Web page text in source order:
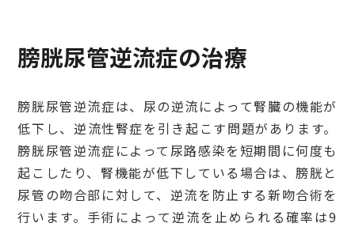
膀胱尿管逆流症の治療
膀胱尿管逆流症は、尿の逆流によって腎臓の機能が
低下し、逆流性腎症を引き起こす問題があります。
膀胱尿管逆流症によって尿路感染を短期間に何度も
起こしたり、腎機能が低下している場合は、膀胱と
尿管の吻合部に対して、逆流を防止する新吻合術を
行います。手術によって逆流を止められる確率は9